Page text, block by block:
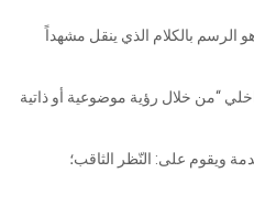
الرسم بالكلام الذي ينقل مشهداً
“من خلال رؤية موضوعية أو ذاتية
ويقوم على: النّظر الثاقب؛